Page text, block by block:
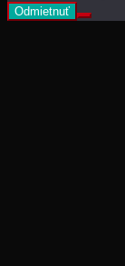
Odmietnuť